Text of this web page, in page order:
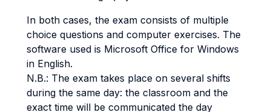
In both cases, the exam consists of multiple
choice questions and computer exercises. The
software used is Microsoft Office for Windows
in English.
N.B.: The exam takes place on several shifts
during the same day: the classroom and the
exact time will be communicated the day